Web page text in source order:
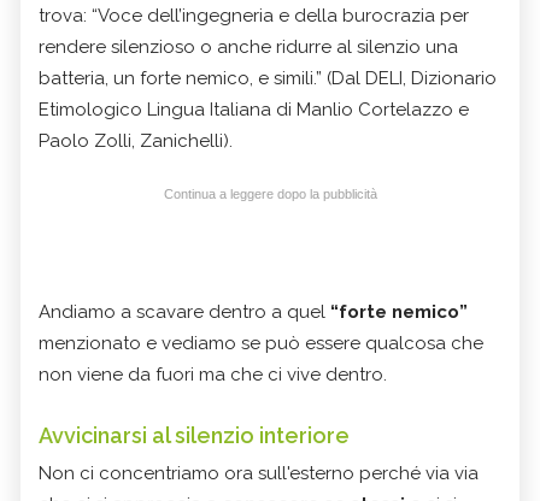
trova: “Voce dell’ingegneria e della burocrazia per
rendere silenzioso o anche ridurre al silenzio una
batteria, un forte nemico, e simili.” (Dal DELI, Dizionario
Etimologico Lingua Italiana di Manlio Cortelazzo e
Paolo Zolli, Zanichelli).
Continua a leggere dopo la pubblicità
Andiamo a scavare dentro a quel “forte nemico”
menzionato e vediamo se può essere qualcosa che
non viene da fuori ma che ci vive dentro.
Avvicinarsi al silenzio interiore
Non ci concentriamo ora sull'esterno perché via via